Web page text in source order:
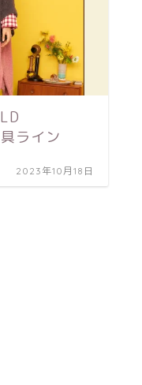
ライン
2023年10月18日